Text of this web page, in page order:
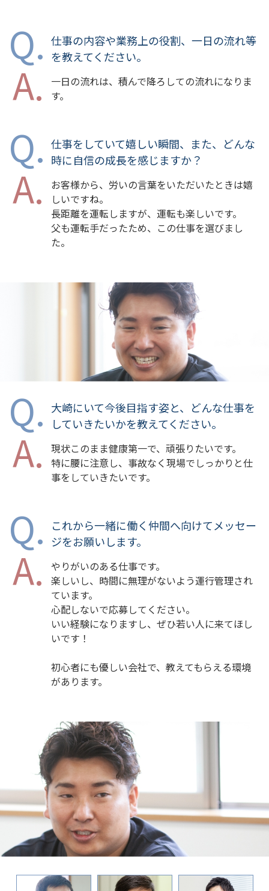
仕事の内容や業務上の役割、一日の流れ等
を教えてください。
一日の流れは、積んで降ろしての流れになりま
す。
仕事をしていて嬉しい瞬間、また、どんな
時に自信の成長を感じますか？
お客様から、労いの言葉をいただいたときは嬉
しいですね。
長距離を運転しますが、運転も楽しいです。
父も運転手だったため、この仕事を選びまし
た。
大崎にいて今後目指す姿と、どんな仕事を
していきたいかを教えてください。
現状このまま健康第一で、頑張りたいです。
特に腰に注意し、事故なく現場でしっかりと仕
事をしていきたいです。
これから一緒に働く仲間へ向けてメッセー
ジをお願いします。
やりがいのある仕事です。
楽しいし、時間に無理がないよう運行管理され
ています。
心配しないで応募してください。
いい経験になりますし、ぜひ若い人に来てほし
いです！
初心者にも優しい会社で、教えてもらえる環境
があります。